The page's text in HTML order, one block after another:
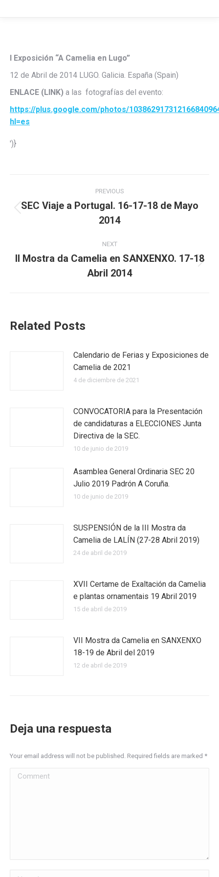
I Exposición “A Camelia en Lugo”
12 de Abril de 2014 LUGO. Galicia. España (Spain)
ENLACE (LINK) a las fotografías del evento:
https://plus.google.com/photos/
hl=es
')}
navigation
PREVIOUS
post:
SEC Viaje a Portugal. 16-17-18 de Mayo
2014
NEXT
post:
II Mostra da Camelia en SANXENXO. 17-18
Abril 2014
Related Posts
Calendario de Ferias y Exposiciones de
Camelia de 2021
4 de diciembre de 2021
CONVOCATORIA para la Presentación
de candidaturas a ELECCIONES Junta
Directiva de la SEC.
10 de junio de 2019
Asamblea General Ordinaria SEC 20
Julio 2019 Padrón A Coruña.
10 de junio de 2019
SUSPENSIÓN de la III Mostra da
Camelia de LALÍN (27-28 Abril 2019)
24 de abril de 2019
XVII Certame de Exaltación da Camelia
e plantas ornamentais 19 Abril 2019
15 de abril de 2019
VII Mostra da Camelia en SANXENXO
18-19 de Abril del 2019
12 de abril de 2019
Deja una respuesta
Your email address will not be published. Required fields are marked *
Comment